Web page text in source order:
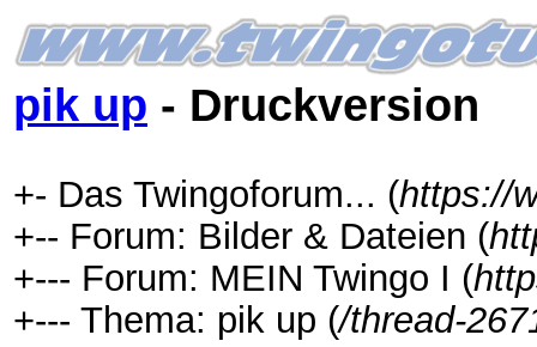
pik up - Druckversion
+- Das Twingoforum... (https://
+-- Forum: Bilder & Dateien (
+--- Forum: MEIN Twingo I (
+--- Thema: pik up (/thread-